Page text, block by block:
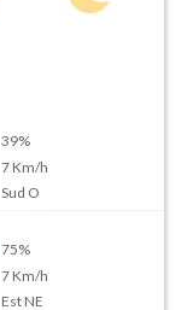
39%
7Km/h
Sud O
75%
7Km/h
Est NE